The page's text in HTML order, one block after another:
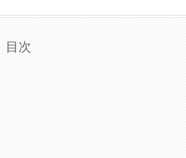
目次